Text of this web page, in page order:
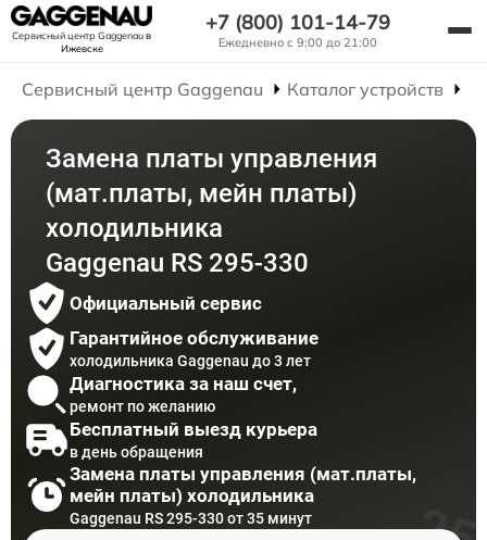
Сервисный центр Gaggenauв
Ижевске
+7 (800) 101-14-79
Ежедневно с 9:00 до 21:00
Сервисный центр Gaggenau Каталог устройств
Замена платы управления
(мат.платы, мейн платы)
холодильника
Gaggenau RS 295-330
Официальный сервис
Гарантийное обслуживание
холодильника Gaggenau до 3 лет
Диагностика за наш счет,
ремонт по желанию
Бесплатный выезд курьера
в день обращения
Замена платы управления (мат.платы,
мейн платы) холодильника
Gaggenau RS 295-330 от 35 минут